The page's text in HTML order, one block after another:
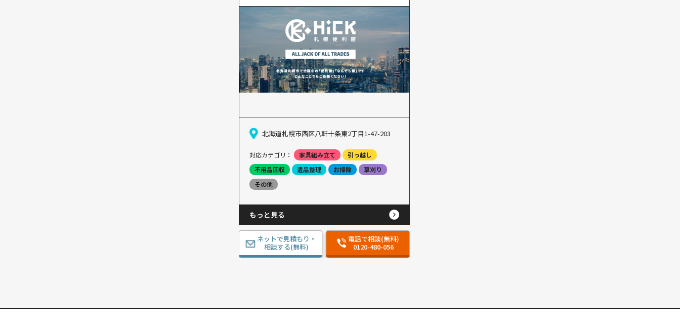
北海道札幌市西区八軒十条東2丁目1-47-203
対応カテゴリ： 家具組み立て
引っ越し
不用品回収
遺品整理 お掃除
草刈り
その他
もっと見る
ネットで見積もり・
相談する(無料)
電話で相談(無料)
0120-480-056